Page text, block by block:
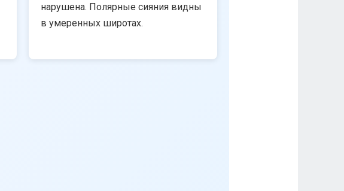
нарушена. Полярные сияния видны
в умеренных широтах.